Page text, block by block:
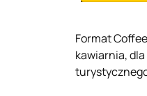
Format
kawiarnia,